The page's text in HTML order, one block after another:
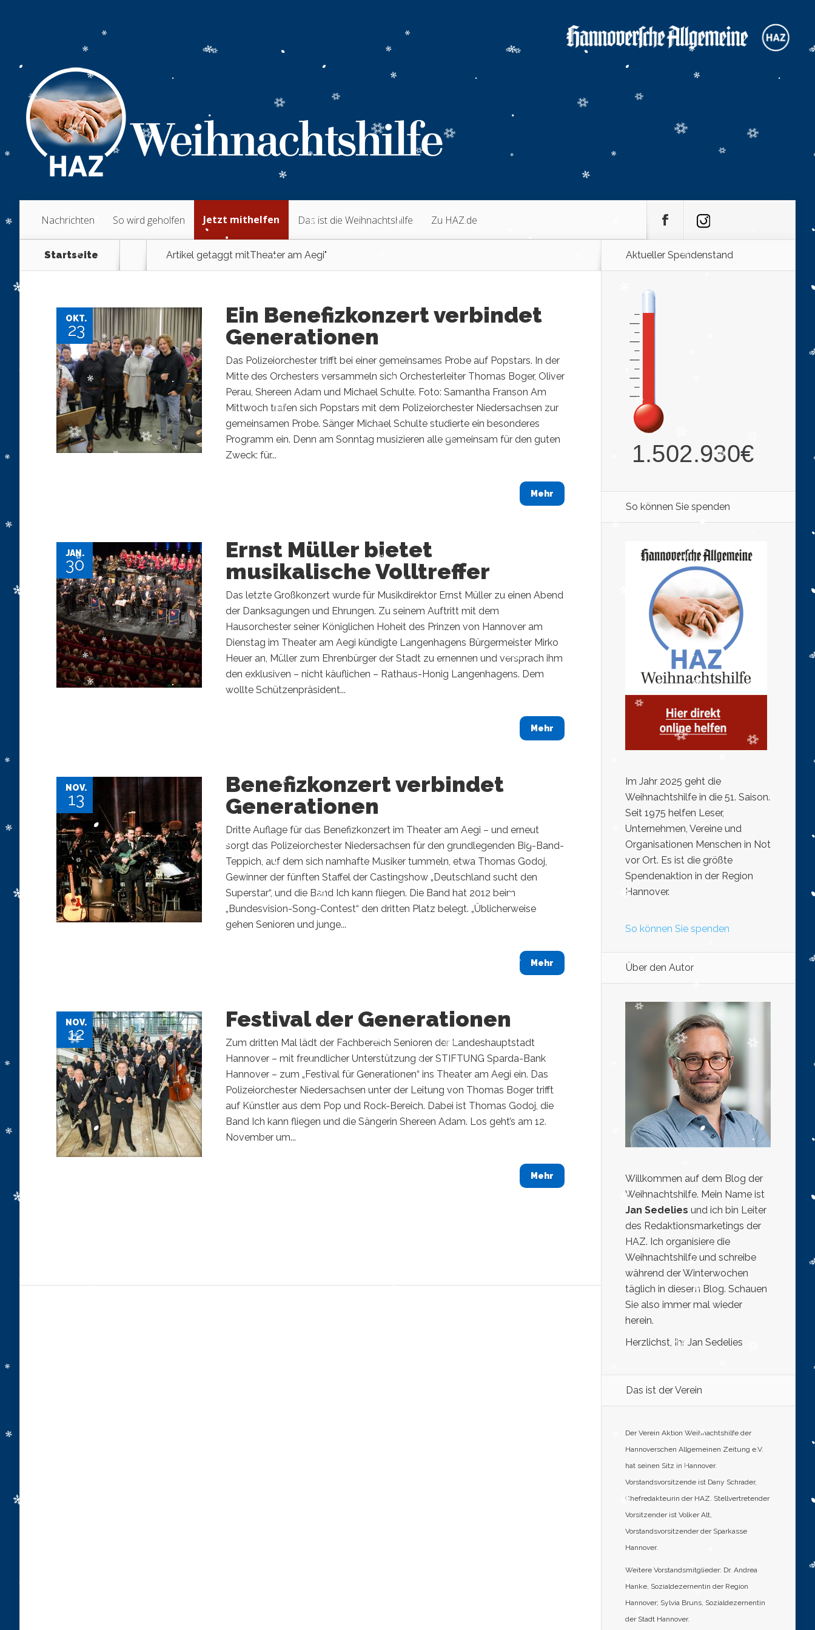
Nachrichten So wird geholfen Jetzt mithelfen Das ist die Weihnachtshilfe Zu HAZ.de
Startseite Artikel getaggt mitTheater am Aegi"
OKT.
23
Ein Benefizkonzert verbindet
Generationen
Das Polizeiorchester trifft bei einer gemeinsames Probe auf Popstars. In der
Mitte des Orchesters versammeln sich Orchesterleiter Thomas Boger, Oliver
Perau, Shereen Adam und Michael Schulte. Foto: Samantha Franson Am
Mittwoch trafen sich Popstars mit dem Polizeiorchester Niedersachsen zur
gemeinsamen Probe. Sänger Michael Schulte studierte ein besonderes
Programm ein. Denn am Sonntag musizieren alle gemeinsam für den guten
Zweck: für...
Mehr
JAN.
30
Ernst Müller bietet
musikalische Volltreffer
​Das letzte Großkonzert wurde für Musikdirektor Ernst Müller zu einen Abend
der Danksagungen und Ehrungen. Zu seinem Auftritt mit dem
Hausorchester seiner Königlichen Hoheit des Prinzen von Hannover am
Dienstag im Theater am Aegi kündigte Langenhagens Bürgermeister Mirko
Heuer an, Müller zum Ehrenbürger der Stadt zu ernennen und versprach ihm
den exklusiven – nicht käuflichen – Rathaus-Honig Langenhagens. Dem
wollte Schützenpräsident...
Mehr
NOV.
13
Benefizkonzert verbindet
Generationen
Dritte Auflage für das Benefizkonzert im Theater am Aegi – und erneut
sorgt das Polizeiorchester Niedersachsen für den grundlegenden Big-Band-
Teppich, auf dem sich namhafte Musiker tummeln, etwa Thomas Godoj,
Gewinner der fünften Staffel der Castingshow „Deutschland sucht den
Superstar“, und die Band Ich kann fliegen. Die Band hat 2012 beim
„Bundesvision-Song-Contest“ den dritten Platz belegt. „Üblicherweise
gehen Senioren und junge...
Mehr
NOV.
12
Festival der Generationen
Zum dritten Mal lädt der Fachbereich Senioren der Landeshauptstadt
Hannover – mit freundlicher Unterstützung der STIFTUNG Sparda-Bank
Hannover – zum „Festival für Generationen“ ins Theater am Aegi ein. Das
Polizeiorchester Niedersachsen unter der Leitung von Thomas Boger trifft
auf Künstler aus dem Pop und Rock-Bereich. Dabei ist Thomas Godoj, die
Band Ich kann fliegen und die Sängerin Shereen Adam. Los geht’s am 12.
November um...
Mehr
Aktueller Spendenstand
So können Sie spenden
Im Jahr 2025 geht die
Weihnachtshilfe in die 51. Saison.
Seit 1975 helfen Leser,
Unternehmen, Vereine und
Organisationen Menschen in Not
vor Ort. Es ist die größte
Spendenaktion in der Region
Hannover.
So können Sie spenden
Über den Autor
Willkommen auf dem Blog der
Weihnachtshilfe. Mein Name ist
Jan Sedelies und ich bin Leiter
des Redaktionsmarketings der
HAZ. Ich organisiere die
Weihnachtshilfe und schreibe
während der Winterwochen
täglich in diesem Blog. Schauen
Sie also immer mal wieder
herein.
Herzlichst, Ihr Jan Sedelies
Das ist der Verein
Der Verein Aktion Weihnachtshilfe der
Hannoverschen Allgemeinen Zeitung e.V.
hat seinen Sitz in Hannover.
Vorstandsvorsitzende ist Dany Schrader,
Chefredakteurin der HAZ. Stellvertretender
Vorsitzender ist Volker Alt,
Vorstandsvorsitzender der Sparkasse
Hannover.
Weitere Vorstandsmitglieder: Dr. Andrea
Hanke, Sozialdezernentin der Region
Hannover; Sylvia Bruns, Sozialdezernentin
der Stadt Hannover.